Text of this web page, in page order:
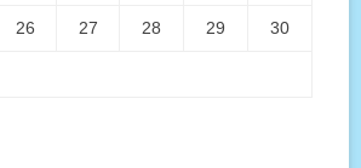
26 27 28 29 30